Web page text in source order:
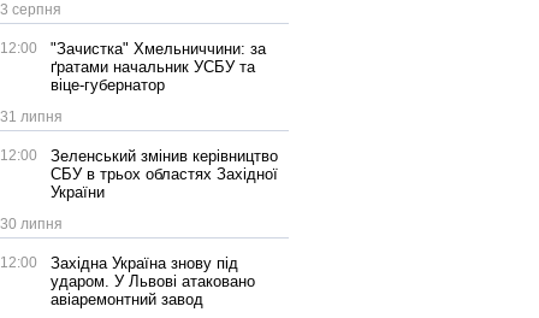
3 серпня
12:00
"Зачистка" Хмельниччини: за
ґратами начальник УСБУ та
віце-губернатор
31 липня
12:00
Зеленський змінив керівництво
СБУ в трьох областях Західної
України
30 липня
12:00
Західна Україна знову під
ударом. У Львові атаковано
авіаремонтний завод